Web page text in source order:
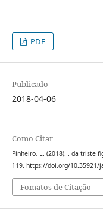
PDF
Publicado
2018-04-06
Como Citar
Pinheiro, L. (2018). . da triste
119. https://doi.org/10.35921/
Fomatos de Citação